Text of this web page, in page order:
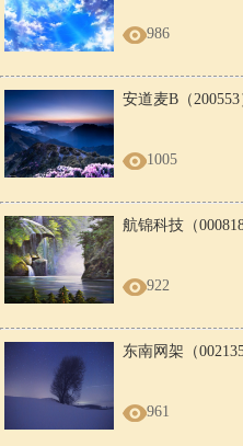
986
安道麦B（
1005
航锦科技（
922
东南网架（
961